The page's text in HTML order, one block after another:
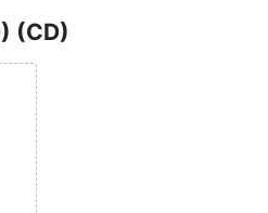
(CD)